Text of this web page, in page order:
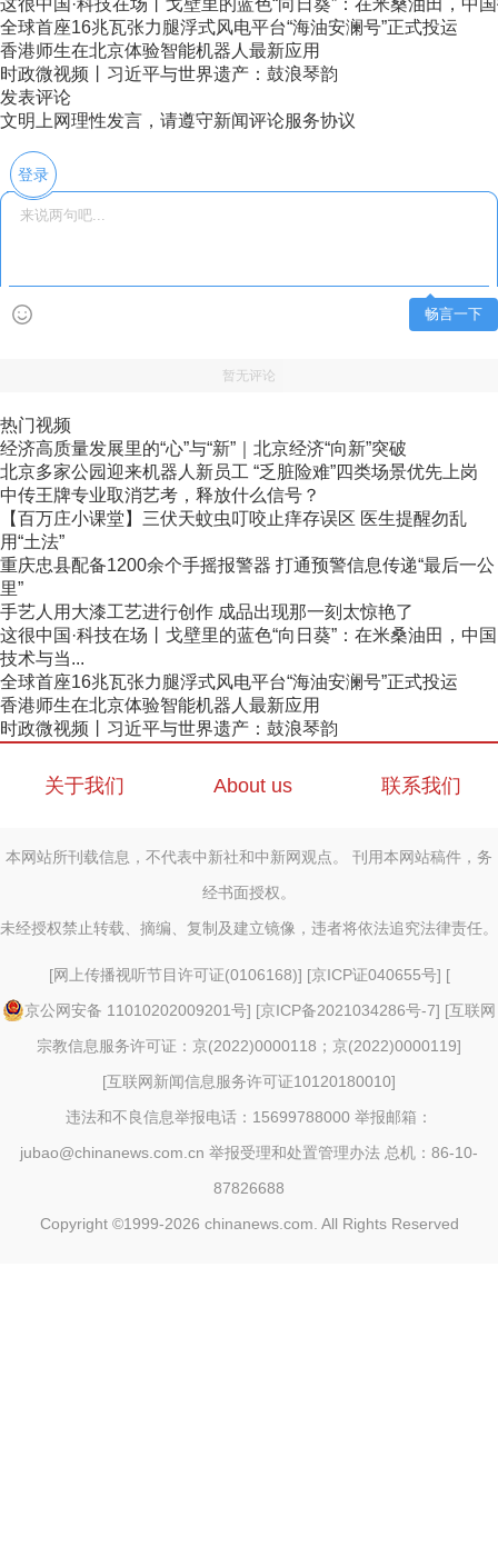
这很中国·科技在场丨戈壁里的蓝色“向日葵”：在米桑油田，中
全球首座16兆瓦张力腿浮式风电平台“海油安澜号”正式投运
香港师生在北京体验智能机器人最新应用
时政微视频丨习近平与世界遗产：鼓浪琴韵
发表评论
文明上网理性发言，请遵守新闻评论服务协议
登录
畅言一下
暂无评论
热门视频
经济高质量发展里的“心”与“新”｜北京经济“向新”突破
北京多家公园迎来机器人新员工 “乏脏险难”四类场景优先上岗
中传王牌专业取消艺考，释放什么信号？
【百万庄小课堂】三伏天蚊虫叮咬止痒存误区 医生提醒勿乱
用“土法”
重庆忠县配备1200余个手摇报警器 打通预警信息传递“最后一公
里”
手艺人用大漆工艺进行创作 成品出现那一刻太惊艳了
这很中国·科技在场丨戈壁里的蓝色“向日葵”：在米桑油田，中国
技术与当...
全球首座16兆瓦张力腿浮式风电平台“海油安澜号”正式投运
香港师生在北京体验智能机器人最新应用
时政微视频丨习近平与世界遗产：鼓浪琴韵
关于我们 About us 联系我们
本网站所刊载信息，不代表中新社和中新网观点。 刊用本网站稿件，务
经书面授权。
未经授权禁止转载、摘编、复制及建立镜像，违者将依法追究法律责任。
[网上传播视听节目许可证(0106168)] [京ICP证040655号] [
京公网安备 11010202009201号] [京ICP备2021034286号-7] [互联网
宗教信息服务许可证：京(2022)0000118；京(2022)0000119]
[互联网新闻信息服务许可证10120180010]
违法和不良信息举报电话：15699788000 举报邮箱：
jubao@chinanews.com.cn 举报受理和处置管理办法 总机：86-10-
87826688
Copyright ©1999-2026 chinanews.com. All Rights Reserved